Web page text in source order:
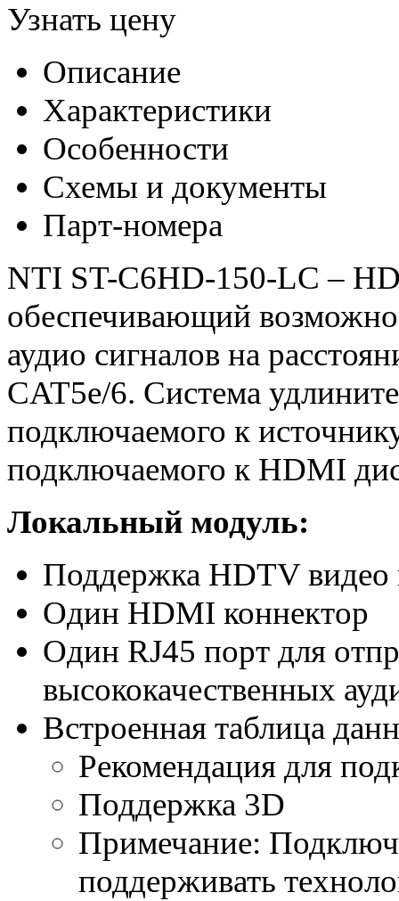
Узнать цену
Описание
Характеристики
Особенности
Схемы и документы
Парт-номера
NTI ST-C6HD-150-LC –
обеспечивающий
аудио сигналов на
CAT5e/6. Система
подключаемого к
подключаемого к HDMI
Локальный модуль:
Поддержка HDTV
Один HDMI коннектор
Один RJ45 порт для
высококачественных
Встроенная таблица
Рекомендация для
Поддержка 3D
Примечание:
поддерживать